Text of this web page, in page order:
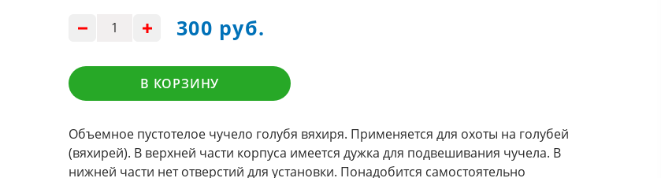
300 руб.
В КОРЗИНУ
Объемное пустотелое чучело голубя вяхиря. Применяется для охоты на голубей
(вяхирей). В верхней части корпуса имеется дужка для подвешивания чучела. В
нижней части нет отверстий для установки. Понадобится самостоятельно